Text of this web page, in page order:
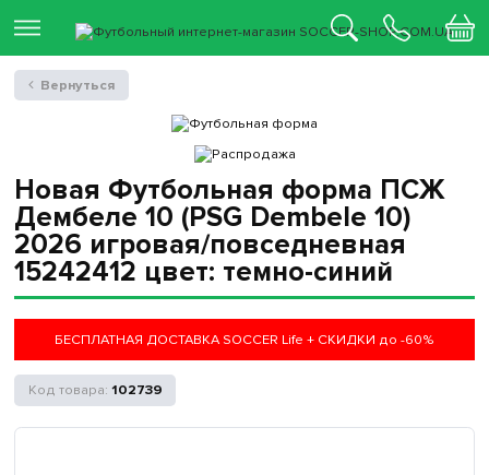
Новая Футбольная форма ПСЖ
Дембеле 10 (PSG Dembele 10)
2026 игровая/повседневная
15242412 цвет: темно-синий
БЕСПЛАТНАЯ ДОСТАВКА SOCCER Life + СКИДКИ до -60%
102739
Вернуться